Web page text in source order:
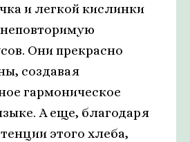
и легкой кислинки
Они прекрасно
создавая
гармоническое
А еще, благодаря
этого хлеба,